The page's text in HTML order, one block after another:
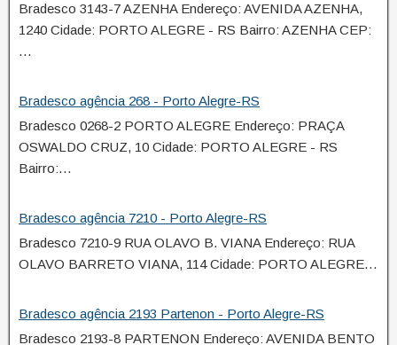
Bradesco 3143-7 AZENHA Endereço: AVENIDA AZENHA,
1240 Cidade: PORTO ALEGRE - RS Bairro: AZENHA CEP:
…
Bradesco agência 268 - Porto Alegre-RS
Bradesco 0268-2 PORTO ALEGRE Endereço: PRAÇA
OSWALDO CRUZ, 10 Cidade: PORTO ALEGRE - RS
Bairro:…
Bradesco agência 7210 - Porto Alegre-RS
Bradesco 7210-9 RUA OLAVO B. VIANA Endereço: RUA
OLAVO BARRETO VIANA, 114 Cidade: PORTO ALEGRE…
Bradesco agência 2193 Partenon - Porto Alegre-RS
Bradesco 2193-8 PARTENON Endereço: AVENIDA BENTO